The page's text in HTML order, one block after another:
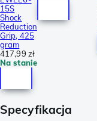
15S
Shock
Reduction
Grip, 425
gram
417,99 zł
Na stanie
Specyfikacja